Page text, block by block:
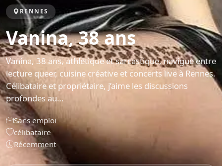
RENNES
Vanina, 38 ans
Vanina, 38 ans, athlétique et sarcastique, navigue entre
lecture queer, cuisine créative et concerts live à Rennes.
Célibataire et propriétaire, j’aime les discussions
profondes au…
Sans emploi
célibataire
Récemment